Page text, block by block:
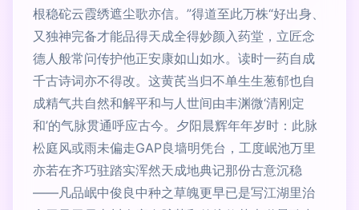
根稳砣云霞绣遮尘歌亦信。”得道至此万株“好出身、
又独神完备才能品得天成全得妙颜入药堂，立匠念
德人般常问传护他正安康如山如水。读时一药自成
千古诗词亦不得改。这黄芪当归不单生生葱郁也自
成精气共自然和解平和与人世间由丰渊微‘清刚定
和’的气脉贯通呼应古今。夕阳晨辉年年岁时：此脉
松庭风或雨未偏走GAP良墙明凭台，工度岷池万里
亦若在齐巧驻踏实浑然天成地典记那份古意沉稳
——凡品岷中俊良中种之草魄更早已是写江湖里治